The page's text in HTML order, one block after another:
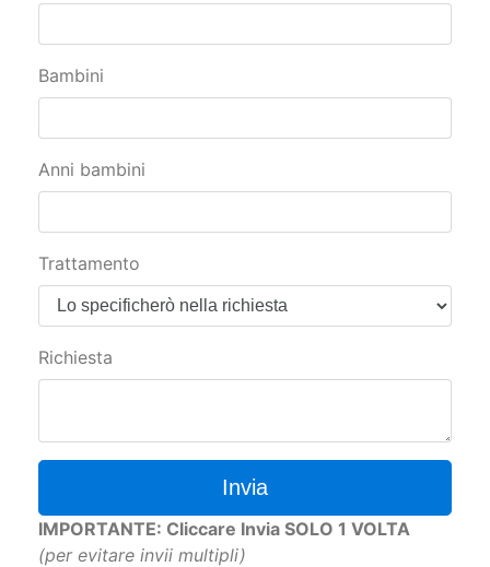
Bambini
Anni bambini
Trattamento
Richiesta
Invia
IMPORTANTE: Cliccare Invia SOLO 1 VOLTA
(per evitare invii multipli)